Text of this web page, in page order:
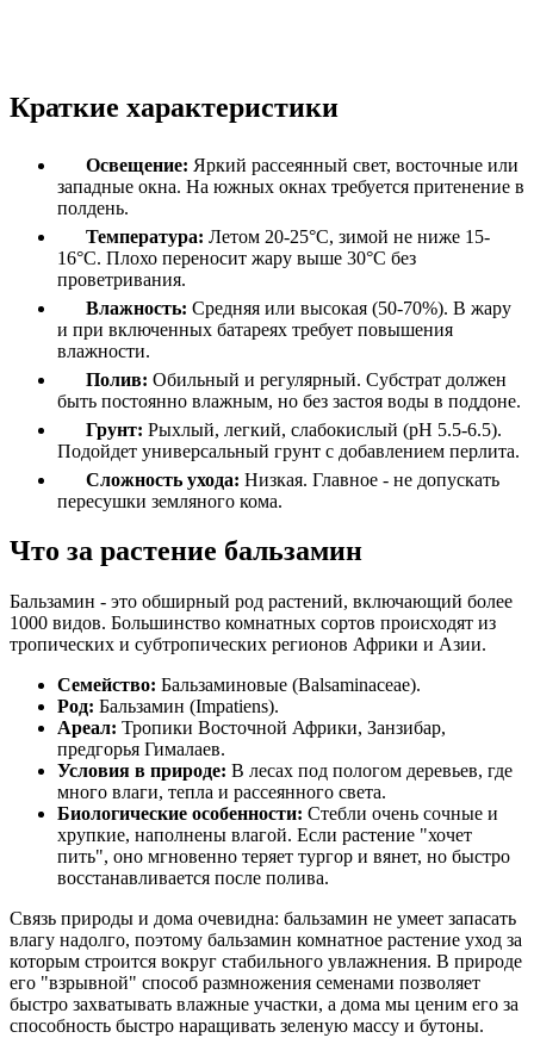
Краткие характеристики
Освещение: Яркий рассеянный свет, восточные или
западные окна. На южных окнах требуется притенение в
полдень.
Температура: Летом 20-25°C, зимой не ниже 15-
16°C. Плохо переносит жару выше 30°C без
проветривания.
Влажность: Средняя или высокая (50-70%). В жару
и при включенных батареях требует повышения
влажности.
Полив: Обильный и регулярный. Субстрат должен
быть постоянно влажным, но без застоя воды в поддоне.
Грунт: Рыхлый, легкий, слабокислый (pH 5.5-6.5).
Подойдет универсальный грунт с добавлением перлита.
Сложность ухода: Низкая. Главное - не допускать
пересушки земляного кома.
Что за растение бальзамин
Бальзамин - это обширный род растений, включающий более
1000 видов. Большинство комнатных сортов происходят из
тропических и субтропических регионов Африки и Азии.
Семейство: Бальзаминовые (Balsaminaceae).
Род: Бальзамин (Impatiens).
Ареал: Тропики Восточной Африки, Занзибар,
предгорья Гималаев.
Условия в природе: В лесах под пологом деревьев, где
много влаги, тепла и рассеянного света.
Биологические особенности: Стебли очень сочные и
хрупкие, наполнены влагой. Если растение "хочет
пить", оно мгновенно теряет тургор и вянет, но быстро
восстанавливается после полива.
Связь природы и дома очевидна: бальзамин не умеет запасать
влагу надолго, поэтому бальзамин комнатное растение уход за
которым строится вокруг стабильного увлажнения. В природе
его "взрывной" способ размножения семенами позволяет
быстро захватывать влажные участки, а дома мы ценим его за
способность быстро наращивать зеленую массу и бутоны.